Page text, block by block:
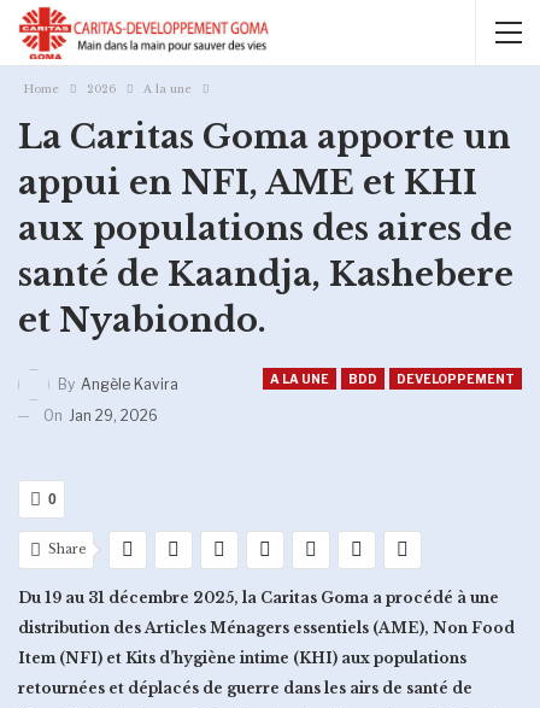
Home 2026 A la une
La Caritas Goma apporte un
appui en NFI, AME et KHI
aux populations des aires de
santé de Kaandja, Kashebere
et Nyabiondo.
A LA UNE BDD DEVELOPPEMENT
By Angèle Kavira
On
Jan 29, 2026
0
Share
Du 19 au 31 décembre 2025, la Caritas Goma a procédé à une
distribution des Articles Ménagers essentiels (AME), Non Food
Item (NFI) et Kits d’hygiène intime (KHI) aux populations
retournées et déplacés de guerre dans les airs de santé de